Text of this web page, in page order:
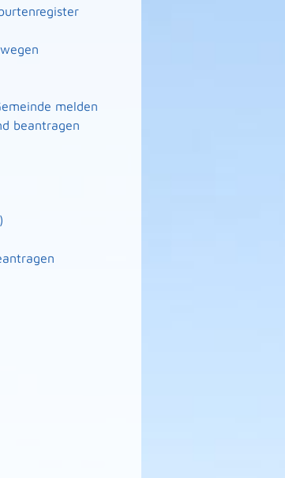
melden
beantragen